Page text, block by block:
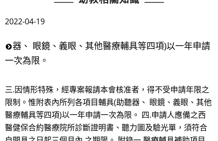
2022-04-19
器、 眼鏡、義眼、其他醫療輔具等四項)以一年申請
一次為限。
三.因情形特殊，經專案報請本會核准者，得不受申請年限之
限制。惟附表內所列各項目輔具(助聽器、 眼鏡、義眼、其他
醫療輔具等四項)以一年申請一次為限。 四.申請人應備之西
醫健保合約醫療院所診斷證明書、聽力圖及驗光單，須符合